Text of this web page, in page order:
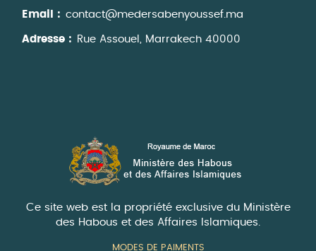
Email : contact@medersabenyoussef.ma
Adresse : Rue Assouel, Marrakech 40000
Ce site web est la propriété exclusive du Ministère
des Habous et des Affaires Islamiques.
MODES DE PAIMENTS